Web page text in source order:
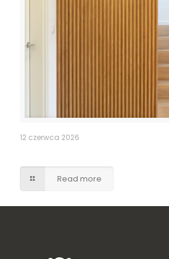
12 czerwca 2026
Read more